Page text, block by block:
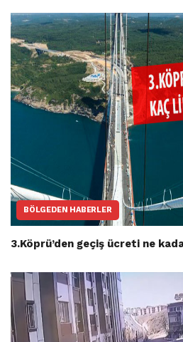
BÖLGEDEN HABERLER
3.Köprü’den geçiş ücreti ne